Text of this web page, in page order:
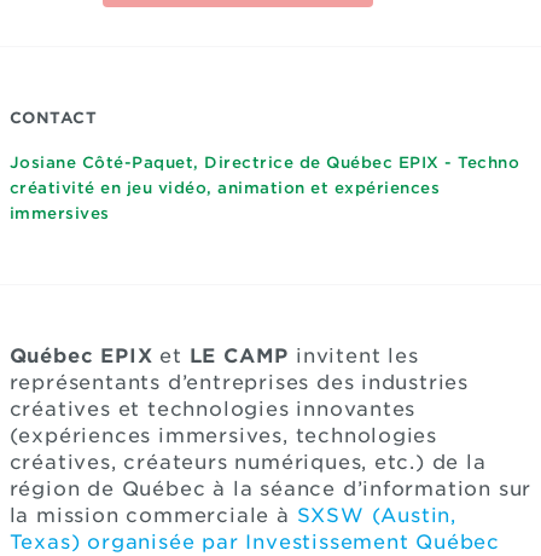
CONTACT
Josiane Côté-Paquet, Directrice de Québec EPIX - Techno
créativité en jeu vidéo, animation et expériences
immersives
Québec EPIX et LE CAMP invitent les
représentants d’entreprises des industries
créatives et technologies innovantes
(expériences immersives, technologies
créatives, créateurs numériques, etc.) de la
région de Québec à la séance d’information sur
la mission commerciale à SXSW (Austin,
Texas) organisée par Investissement Québec